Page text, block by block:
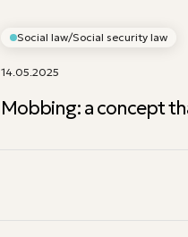
Social law/Social security law
14.05.2025
Mobbing: a concept